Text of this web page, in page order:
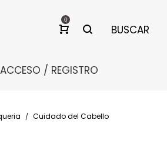
0
BUSCAR
ACCESO / REGISTRO
/ Cuidado del Cabello